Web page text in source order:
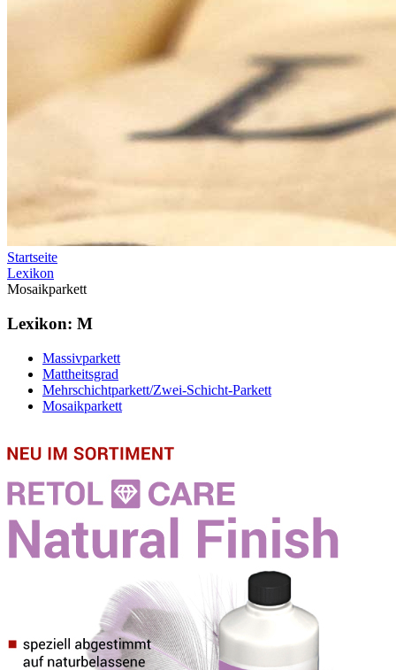
Startseite
Lexikon
Mosaikparkett
Lexikon: M
Massivparkett
Mattheitsgrad
Mehrschichtparkett/Zwei-Schicht-Parkett
Mosaikparkett